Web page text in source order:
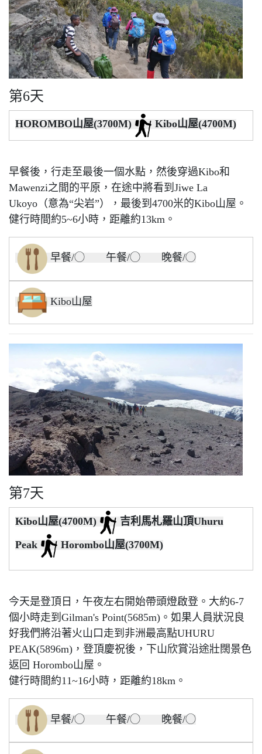
第6天
HOROMBO山屋(3700M) Kibo山屋(4700M)
早餐後，行走至最後一個水點，然後穿過Kibo和
Mawenzi之間的平原，在途中將看到Jiwe La
Ukoyo（意為“尖岩”），最後到4700米的Kibo山屋。
健行時間約5~6小時，距離約13km。
早餐/◯ 午餐/◯ 晚餐/◯
Kibo山屋
第7天
Kibo山屋(4700M)
吉利馬札羅山頂Uhuru
Peak
Horombo山屋(3700M)
今天是登頂日，午夜左右開始帶頭燈啟登。大約6-7
個小時走到Gilman's Point(5685m)。如果人員狀況良
好我們將沿著火山口走到非洲最高點UHURU
PEAK(5896m)，登頂慶祝後，下山欣賞沿途壯闊景色
返回 Horombo山屋。
健行時間約11~16小時，距離約18km。
早餐/◯ 午餐/◯ 晚餐/◯